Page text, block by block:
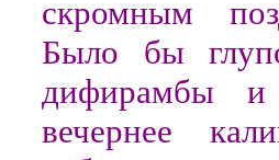
скромным
Было бы
дифирамбы
вечернее